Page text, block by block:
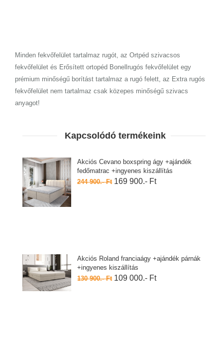
Minden fekvőfelület tartalmaz rugót, az Ortpéd szivacsos
fekvőfelület és Erősített ortopéd Bonellrugós fekvőfelület egy
prémium minőségű borítást tartalmaz a rugó felett, az Extra rugós
fekvőfelület nem tartalmaz csak közepes minőségű szivacs
anyagot!
Kapcsolódó termékeink
Akciós Cevano boxspring ágy +ajándék
fedőmatrac +ingyenes kiszállítás
244 900.- Ft169 900.- Ft
Akciós Roland franciaágy +ajándék párnák
+ingyenes kiszállítás
130 900.- Ft109 000.- Ft